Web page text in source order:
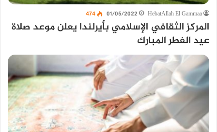
HebatAllah El Gammaa
01/05/2022
474
المركز الثقافي الإسلامي بأيرلندا يعلن موعد صلاة
عيد الفطر المبارك